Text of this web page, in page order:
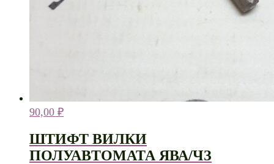
90,00 ₽
ШТИФТ ВИЛКИ
ПОЛУАВТОМАТА ЯВА/ЧЗ